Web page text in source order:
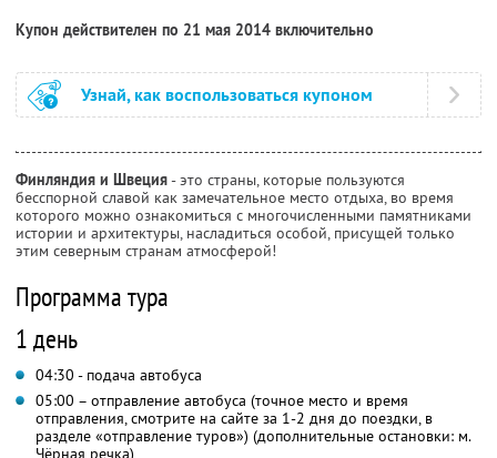
Купон действителен по 21 мая 2014 включительно
Узнай, как воспользоваться купоном
Финляндия и Швеция- это страны, которые пользуются
бесспорной славой как замечательное место отдыха, во время
которого можно ознакомиться с многочисленными памятниками
истории и архитектуры, насладиться особой, присущей только
этим северным странам атмосферой!
Программа тура
1 день
04:30 - подача автобуса
05:00 – отправление автобуса (точное место и время
отправления, смотрите на сайте за 1-2 дня до поездки, в
разделе «отправление туров») (дополнительные остановки: м.
Чёрная речка)